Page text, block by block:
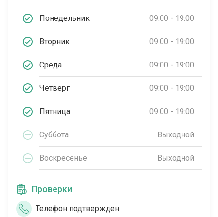
Понедельник 09:00 - 19:00
Вторник 09:00 - 19:00
Среда 09:00 - 19:00
Четверг 09:00 - 19:00
Пятница 09:00 - 19:00
Суббота Выходной
Воскресенье Выходной
Проверки
Телефон подтвержден